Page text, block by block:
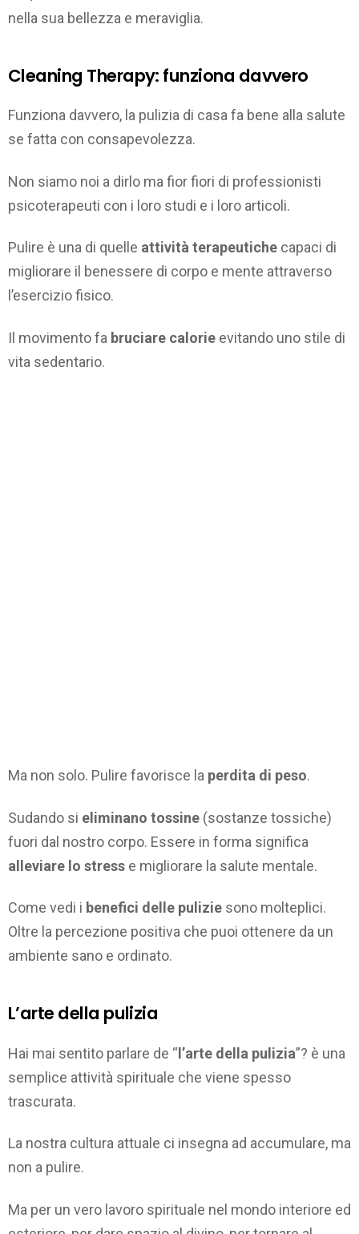
nella sua bellezza e meraviglia.
Cleaning Therapy: funziona davvero
Funziona davvero, la pulizia di casa fa bene alla salute
se fatta con consapevolezza.
Non siamo noi a dirlo ma fior fiori di professionisti
psicoterapeuti con i loro studi e i loro articoli.
Pulire è una di quelle attività terapeutiche capaci di
migliorare il benessere di corpo e mente attraverso
l’esercizio fisico.
Il movimento fa bruciare calorie evitando uno stile di
vita sedentario.
Ma non solo. Pulire favorisce la perdita di peso.
Sudando si eliminano tossine (sostanze tossiche)
fuori dal nostro corpo. Essere in forma significa
alleviare lo stress e migliorare la salute mentale.
Come vedi i benefici delle pulizie sono molteplici.
Oltre la percezione positiva che puoi ottenere da un
ambiente sano e ordinato.
L’arte della pulizia
Hai mai sentito parlare de “l’arte della pulizia”? è una
semplice attività spirituale che viene spesso
trascurata.
La nostra cultura attuale ci insegna ad accumulare, ma
non a pulire.
Ma per un vero lavoro spirituale nel mondo interiore ed